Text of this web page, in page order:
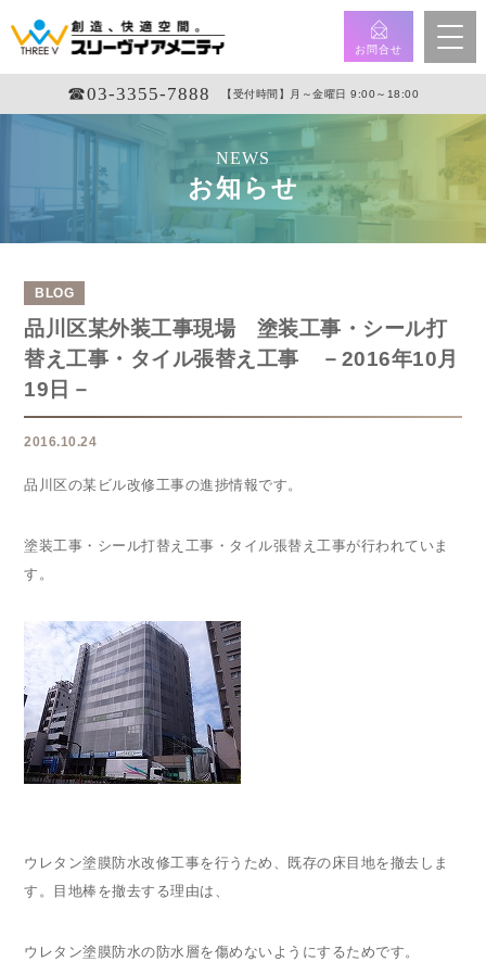
お問合せ
☎︎03-3355-7888 【受付時間】月～金曜日 9:00～18:00
NEWS
お知らせ
BLOG
品川区某外装工事現場 塗装工事・シール打
替え工事・タイル張替え工事 －2016年10月
19日－
2016.10.24
品川区の某ビル改修工事の進捗情報です。
塗装工事・シール打替え工事・タイル張替え工事が行われていま
す。
ウレタン塗膜防水改修工事を行うため、既存の床目地を撤去しま
す。目地棒を撤去する理由は、
ウレタン塗膜防水の防水層を傷めないようにするためです。